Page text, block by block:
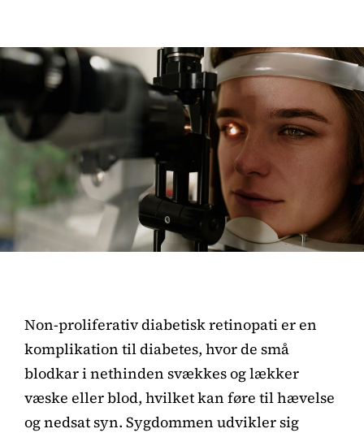
Non-proliferativ diabetisk retinopati er en
komplikation til diabetes, hvor de små
blodkar i nethinden svækkes og lækker
væske eller blod, hvilket kan føre til hævelse
og nedsat syn. Sygdommen udvikler sig